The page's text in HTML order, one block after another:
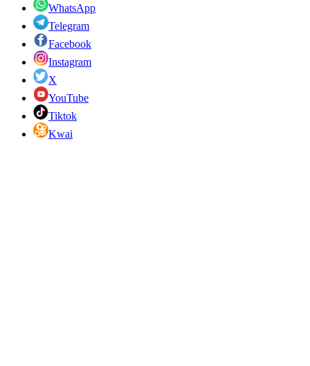
WhatsApp
Telegram
Facebook
Instagram
X
YouTube
Tiktok
Kwai